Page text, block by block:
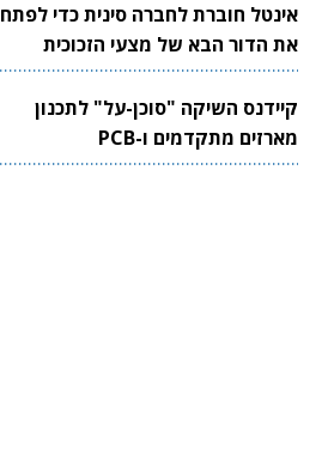
אינטל חוברת לחברה סינית כדי לפתח
את הדור הבא של מצעי הזכוכית
לשבבים
קיידנס השיקה "סוכן-על" לתכנון
מארזים מתקדמים ו-PCB